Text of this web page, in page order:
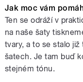
Jak moc vám
Ten se odráží v
na naše šaty
tvary, a to se stalo
šatech. Je tam buď
stejném tónu.